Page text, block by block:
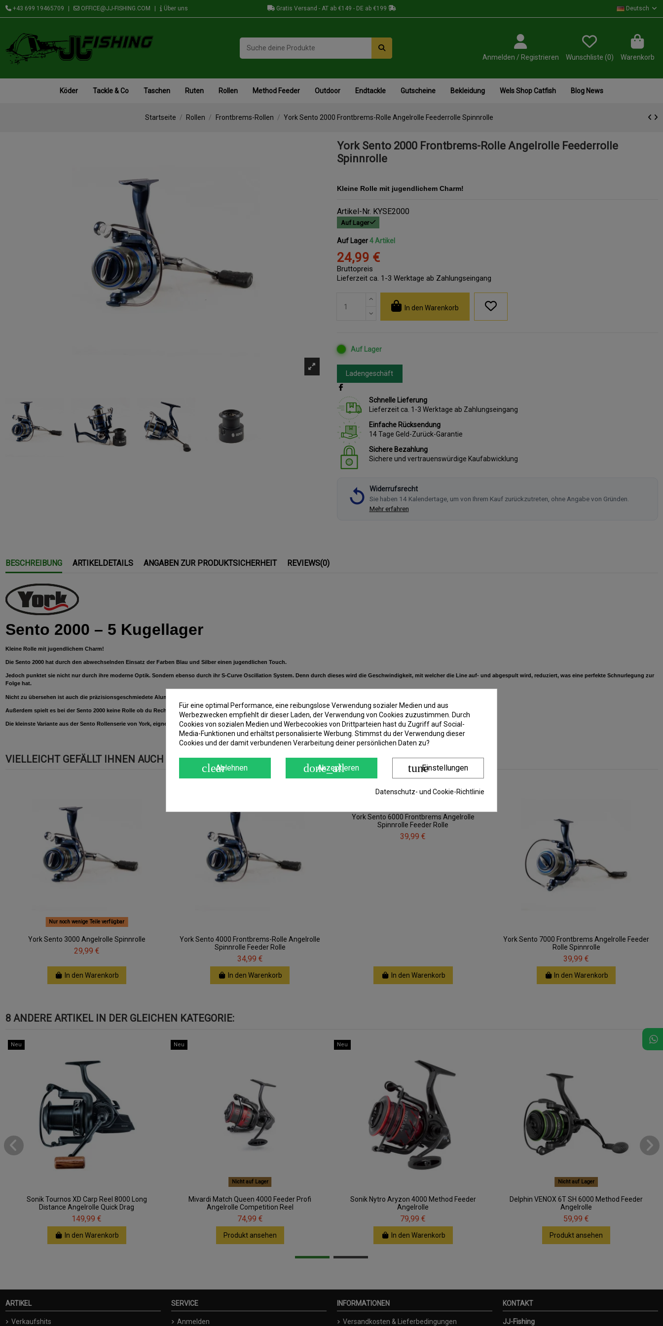
+43 699 19465709 OFFICE@JJ-FISHING.COM Über uns Gratis Versand - AT ab €149 - DE ab €199 Deutsch
Anmelden / Registrieren Wunschliste (0) Warenkorb
Köder Tackle & Co Taschen Ruten Rollen Method Feeder Outdoor Endtackle Gutscheine Bekleidung Wels Shop Catfish Blog News
Startseite Rollen Frontbrems-Rollen York Sento 2000 Frontbrems-Rolle Angelrolle Feederrolle Spinnrolle
York Sento 2000 Frontbrems-Rolle Angelrolle Feederrolle
Spinnrolle
Kleine Rolle mit jugendlichem Charm!
Artikel-Nr. KYSE2000
Auf Lager
Auf Lager 4 Artikel
24,99 €
Bruttopreis
Lieferzeit ca. 1-3 Werktage ab Zahlungseingang
In den Warenkorb
Auf Lager
Ladengeschäft
Schnelle Lieferung
Lieferzeit ca. 1-3 Werktage ab Zahlungseingang
Einfache Rücksendung
14 Tage Geld-Zurück-Garantie
Sichere Bezahlung
Sichere und vertrauenswürdige Kaufabwicklung
Widerrufsrecht
Sie haben 14 Kalendertage, um von Ihrem Kauf zurückzutreten, ohne Angabe von Gründen.
Mehr erfahren
BESCHREIBUNG ARTIKELDETAILS ANGABEN ZUR PRODUKTSICHERHEIT REVIEWS(0)
Sento 2000 – 5 Kugellager
Kleine Rolle mit jugendlichem Charm!
Die Sento 2000 hat durch den abwechselnden Einsatz der Farben Blau und Silber einen jugendlichen Touch.
Jedoch punktet sie nicht nur durch ihre moderne Optik. Sondern ebenso durch ihr S-Curve Oscillation System. Denn durch dieses wird die Geschwindigkeit, mit welcher die Line auf- und abgespult wird, reduziert, was eine perfekte Schnurlegung zur
Folge hat.
Nicht zu übersehen ist auch die präzisionsgeschmiedete Aluminiumspule mit doppelter Eloxierung.
Außerdem spielt es bei der Sento 2000 keine Rolle ob du Rechtshänder oder Linkshänder bist. Die Kurbel lässt sich nämlich sowohl auf der rechten als auch auf der linken Seite montieren.
Die kleinste Variante aus der Sento Rollenserie von York, eignet sich besonders gut für das Match-Angeln und das Fischen mit einem Schwimmer.
VIELLEICHT GEFÄLLT IHNEN AUCH
Nur noch wenige Teile verfügbar
York Sento 3000 Angelrolle Spinnrolle
29,99 €
In den Warenkorb
York Sento 4000 Frontbrems-Rolle Angelrolle
Spinnrolle Feeder Rolle
34,99 €
In den Warenkorb
York Sento 6000 Frontbrems Angelrolle
Spinnrolle Feeder Rolle
39,99 €
In den Warenkorb
York Sento 7000 Frontbrems Angelrolle Feeder
Rolle Spinnrolle
39,99 €
In den Warenkorb
8 ANDERE ARTIKEL IN DER GLEICHEN KATEGORIE:
Neu
Sonik Tournos XD Carp Reel 8000 Long
Distance Angelrolle Quick Drag
149,99 €
In den Warenkorb
Neu
Nicht auf Lager
Mivardi Match Queen 4000 Feeder Profi
Angelrolle Competition Reel
74,99 €
Produkt ansehen
Neu
Sonik Nytro Aryzon 4000 Method Feeder
Angelrolle
79,99 €
In den Warenkorb
Nicht auf Lager
Delphin VENOX 6T SH 6000 Method Feeder
Angelrolle
59,99 €
Produkt ansehen
ARTIKEL
Verkaufshits
SERVICE
Anmelden
INFORMATIONEN
Versandkosten & Lieferbedingungen
KONTAKT
JJ-Fishing
Für eine optimal Performance, eine reibungslose Verwendung sozialer Medien und aus
Werbezwecken empfiehlt dir dieser Laden, der Verwendung von Cookies zuzustimmen. Durch
Cookies von sozialen Medien und Werbecookies von Drittparteien hast du Zugriff auf Social-
Media-Funktionen und erhältst personalisierte Werbung. Stimmst du der Verwendung dieser
Cookies und der damit verbundenen Verarbeitung deiner persönlichen Daten zu?
clearAblehnen done_all
Akzeptieren tuneEinstellungen
Datenschutz- und Cookie-Richtlinie